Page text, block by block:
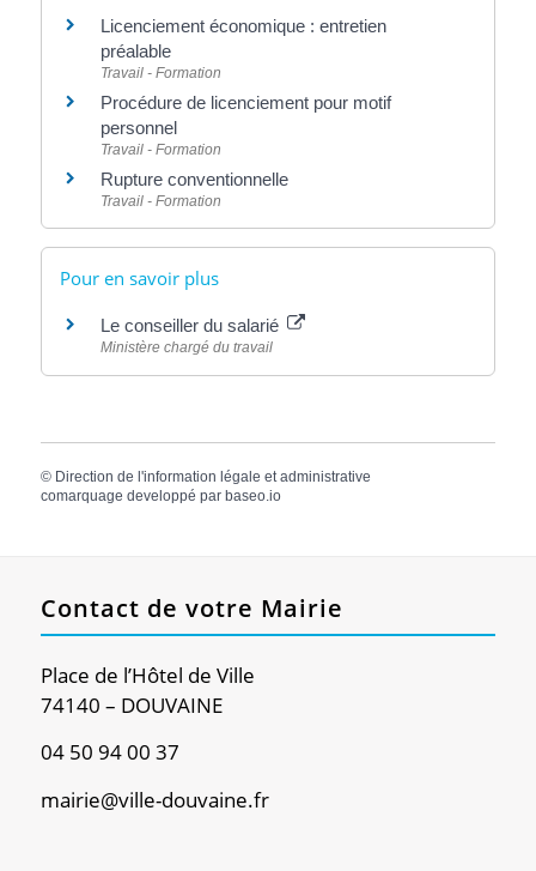
Licenciement économique : entretien
préalable
Travail - Formation
Procédure de licenciement pour motif
personnel
Travail - Formation
Rupture conventionnelle
Travail - Formation
Pour en savoir plus
Le conseiller du salarié
Ministère chargé du travail
© Direction de l'information légale et administrative
comarquage developpé par baseo.io
Contact de votre Mairie
Place de l’Hôtel de Ville
74140 – DOUVAINE
04 50 94 00 37
mairie@ville-douvaine.fr